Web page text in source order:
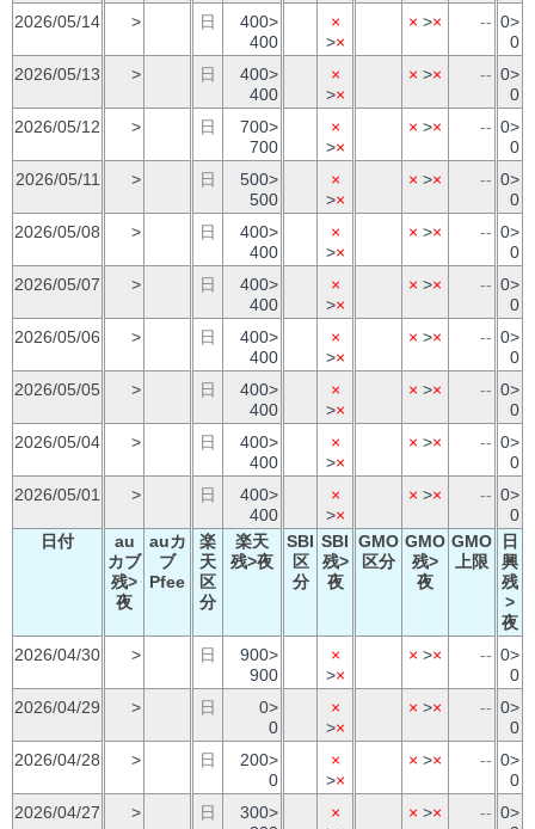
2026/05/14
> 日
400>
400
×
>×
× >× -- 0>
0
2026/05/13
> 日
400>
400
×
>×
× >× -- 0>
0
2026/05/12
> 日
700>
700
×
>×
× >× -- 0>
0
2026/05/11
> 日
500>
500
×
>×
× >× -- 0>
0
2026/05/08
> 日
400>
400
×
>×
× >× -- 0>
0
2026/05/07
> 日
400>
400
×
>×
× >× -- 0>
0
2026/05/06
> 日
400>
400
×
>×
× >× -- 0>
0
2026/05/05
> 日
400>
400
×
>×
× >× -- 0>
0
2026/05/04
> 日
400>
400
×
>×
× >× -- 0>
0
2026/05/01
> 日
400>
400
×
>×
× >× -- 0>
0
日付
au
カブ
残>
夜
auカ
ブ
Pfee
楽
天
区
分
楽天
残>夜
SBI
区
分
SBI
残>
夜
GMO
区分
GMO
残>
夜
GMO
上限
日
興
残
>
夜
2026/04/30
> 日
900>
900
×
>×
× >× -- 0>
0
2026/04/29
> 日
0>
0
×
>×
× >× -- 0>
0
2026/04/28
> 日
200>
0
×
>×
× >× -- 0>
0
2026/04/27
> 日
300>
×
× >× -- 0>